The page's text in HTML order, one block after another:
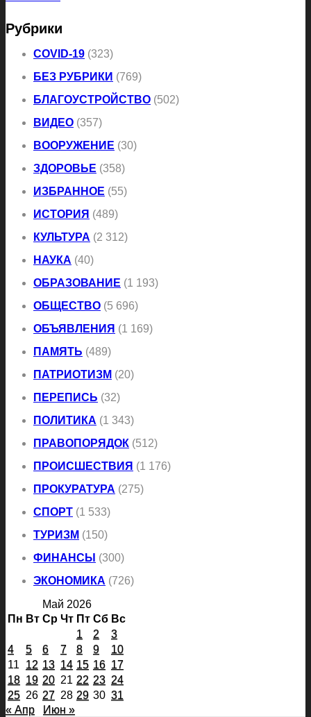
Рубрики
COVID-19 (323)
БЕЗ РУБРИКИ (769)
БЛАГОУСТРОЙСТВО (502)
ВИДЕО (357)
ВООРУЖЕНИЕ (30)
ЗДОРОВЬЕ (358)
ИЗБРАННОЕ (55)
ИСТОРИЯ (489)
КУЛЬТУРА (2 312)
НАУКА (40)
ОБРАЗОВАНИЕ (1 193)
ОБЩЕСТВО (5 696)
ОБЪЯВЛЕНИЯ (1 169)
ПАМЯТЬ (489)
ПАТРИОТИЗМ (20)
ПЕРЕПИСЬ (32)
ПОЛИТИКА (1 343)
ПРАВОПОРЯДОК (512)
ПРОИСШЕСТВИЯ (1 176)
ПРОКУРАТУРА (275)
СПОРТ (1 533)
ТУРИЗМ (150)
ФИНАНСЫ (300)
ЭКОНОМИКА (726)
Май 2026
Пн Вт Ср Чт Пт Сб Вс
1
2
3
4
5 6 7 8 9
10
11 12 13 14 15 16 17
18 19 20 21 22 23 24
25 26 27 28 29 30 31
« Апр
Июн »